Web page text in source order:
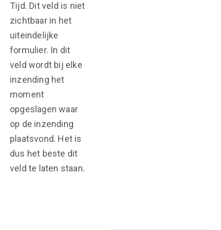
Tijd. Dit veld is niet
zichtbaar in het
uiteindelijke
formulier. In dit
veld wordt bij elke
inzending het
moment
opgeslagen waar
op de inzending
plaatsvond. Het is
dus het beste dit
veld te laten staan.